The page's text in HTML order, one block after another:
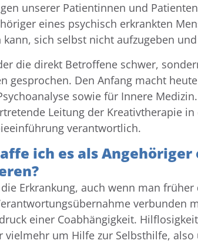
unserer Patientinnen und
eines psychisch erkrankten
sich selbst nicht aufzugeben und
die direkt Betroffene schwer,
gesprochen. Den Anfang macht
sowie für Innere
Leitung der Kreativtherapie
verantwortlich.
ich es als
Erkrankung, auch wenn man früher
verbunden
einer Coabhängigkeit.
um Hilfe zur Selbsthilfe, also